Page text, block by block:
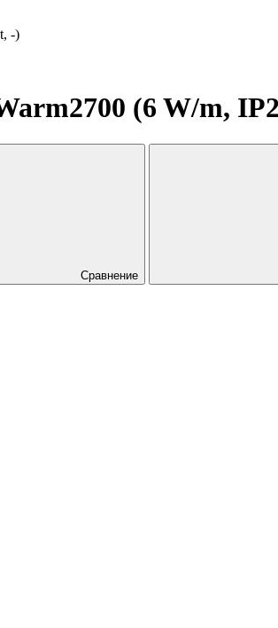
-)
(6 W/m,
Сравнение